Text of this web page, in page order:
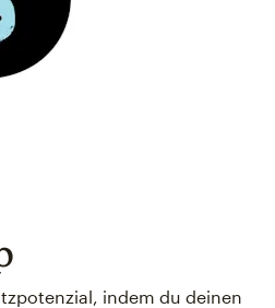
indem du deinen